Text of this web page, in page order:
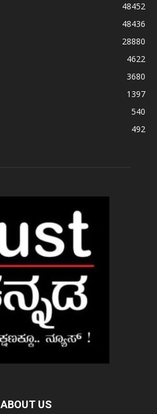
48452
48436
28880
4622
3680
1397
540
492
ABOUT US